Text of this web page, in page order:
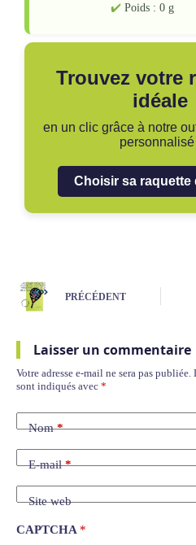
Poids : 0 g
Trouvez votre
idéale
en un clic grâce à notre
personnalisé
Choisir sa raquette
PRÉCÉDENT
Laisser un commentaire
Votre adresse e-mail ne sera pas publiée.
sont indiqués avec *
Nom*
E-mail*
Site web
CAPTCHA *